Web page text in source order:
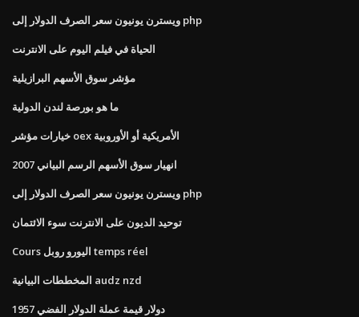
ويسترن يونيون سعر الصرف الدولار إلى php
الحياة في فيلم اليوم على الانترنت
مؤشر سوق الأسهم البرازيلية
ما هو بورصة لندن الدولية
خيارات مؤشر oex الأمريكية أو الأوروبية
2007 انهيار سوق الأسهم الرسم البياني
ويسترن يونيون سعر الصرف الدولار إلى php
توحيد الديون على الانترنت سوء الائتمان
Cours اليورو روبل temps réel
المخططات البيانية audz nzd
1957 دولار قيمة عملة الدولار الفضي